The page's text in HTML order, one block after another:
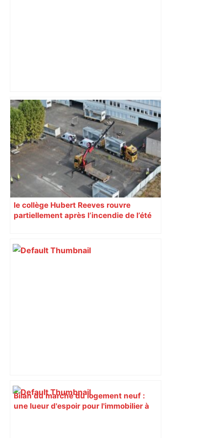
« Rien d'inquiétant » pour Guillaume
Restes, le gardien de Toulouse, après
sa sortie à Metz – L'Équipe
le collège Hubert Reeves rouvre
partiellement après l’incendie de l’été
Bilan du marché du logement neuf :
une lueur d'espoir pour l'immobilier à